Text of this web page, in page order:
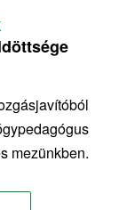
mezünkben.